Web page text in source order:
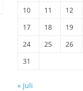
10
11 12
17
18 19
24
25 26
31
« Juli